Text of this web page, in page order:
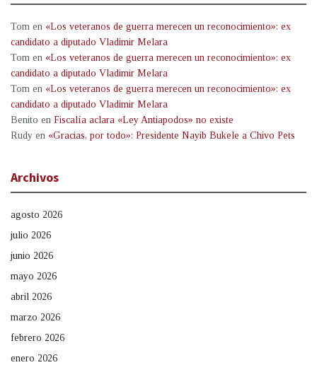
Tom en «Los veteranos de guerra merecen un reconocimiento»: ex
candidato a diputado Vladimir Melara
Tom en «Los veteranos de guerra merecen un reconocimiento»: ex
candidato a diputado Vladimir Melara
Tom en «Los veteranos de guerra merecen un reconocimiento»: ex
candidato a diputado Vladimir Melara
Benito en Fiscalía aclara «Ley Antiapodos» no existe
Rudy en «Gracias, por todo»: Presidente Nayib Bukele a Chivo Pets
Archivos
agosto 2026
julio 2026
junio 2026
mayo 2026
abril 2026
marzo 2026
febrero 2026
enero 2026